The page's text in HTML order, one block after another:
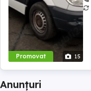
Promovat 15
Anunțuri